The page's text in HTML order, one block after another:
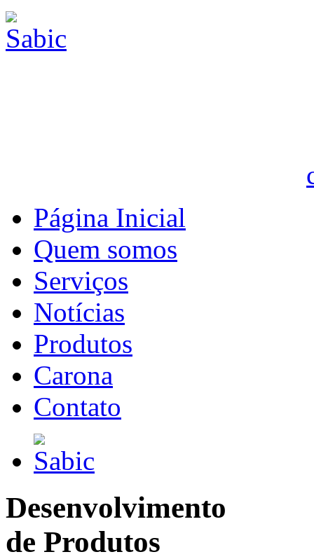
Página Inicial
Quem somos
Serviços
Notícias
Produtos
Carona
Contato
Desenvolvimento
de Produtos